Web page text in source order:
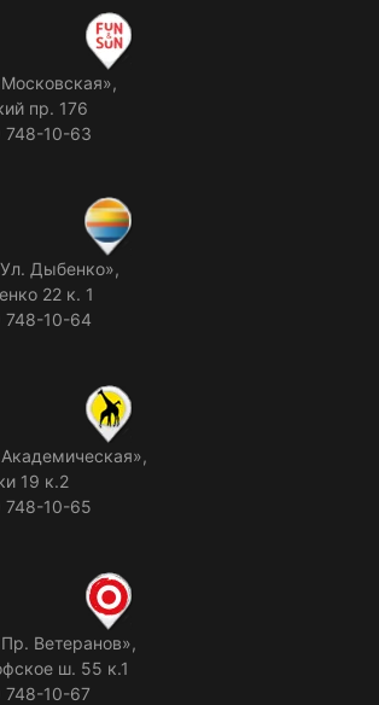
пр. 176
748-10-63
Дыбенко»,
22 к. 1
748-10-64
19 к.2
748-10-65
Ветеранов»,
ш. 55 к.1
748-10-67